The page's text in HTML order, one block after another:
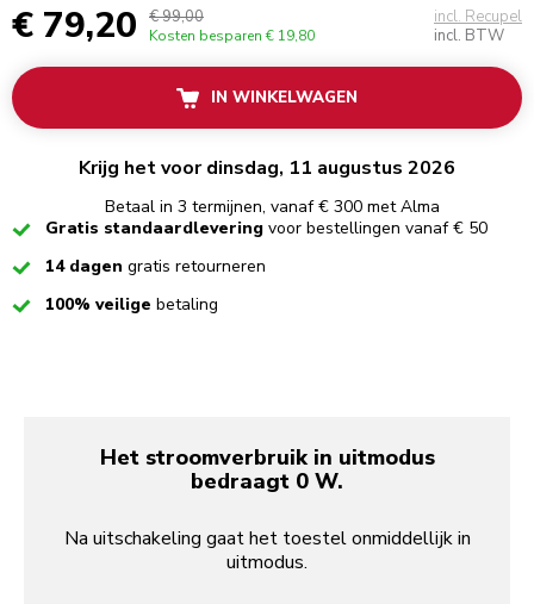
€ 79,20 € 99,00
Kosten besparen € 19,80
incl. Recupel
incl. BTW
IN WINKELWAGEN
Krijg het voor dinsdag, 11 augustus 2026
Betaal in 3 termijnen, vanaf € 300 met Alma
CheckedGratis standaardlevering voor bestellingen vanaf € 50
Checked14 dagen gratis retourneren
Checked100% veilige betaling
Het stroomverbruik in uitmodus
bedraagt 0 W.
Na uitschakeling gaat het toestel onmiddellijk in
uitmodus.